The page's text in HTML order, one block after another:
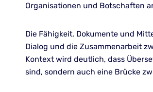
Organisationen und Botschaften
Die Fähigkeit, Dokumente und
Dialog und die Zusammenarbeit
Kontext wird deutlich, dass
sind, sondern auch eine Brücke